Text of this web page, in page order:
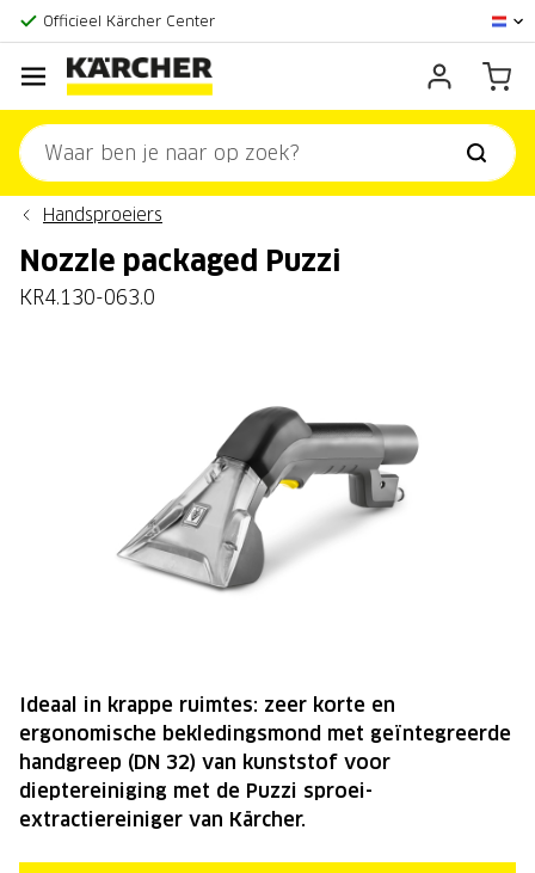
Officieel Kärcher Center
Klantenscore:9,3/10
Handsproeiers
Nozzle packaged Puzzi
KR4.130-063.0
Ideaal in krappe ruimtes: zeer korte en
ergonomische bekledingsmond met geïntegreerde
handgreep (DN 32) van kunststof voor
dieptereiniging met de Puzzi sproei-
extractiereiniger van Kärcher.